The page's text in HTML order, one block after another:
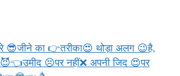
😎जीने का 👉तरीका😍 थोड़ा अलग 😉है,
😣पर नहीं❌ अपनी जिद 😍पर